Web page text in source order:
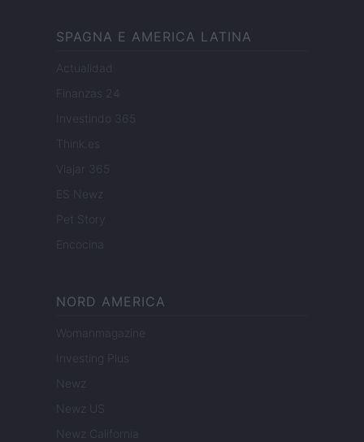
SPAGNA E AMERICA LATINA
Actualidad
Finanzas 24
Investindo 365
Think.es
Viajar 365
ES Newz
Pet Story
Encocina
NORD AMERICA
Womanmagazine
Investing Plus
Newz
Newz US
Newz California